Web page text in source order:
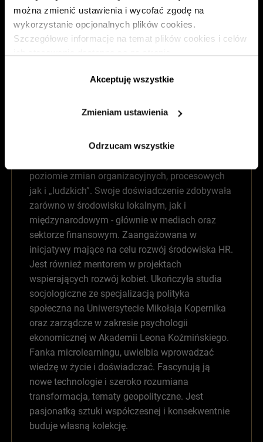
można zmienić ustawienia i wycofać zgodę na
wykorzystanie opcjonalnych plików cookies.
Szczegółowe informacje na temat plików cookies i celów
Akceptuję wszystkie
Zmieniam ustawienia
Odrzucam wszystkie
Dyrektor Departamentu Zarządzania Rozwojem i Kultury
Organizacyjnej Bank Pekao S.A.
Odpowiedzialna za obszar rozwoju i kultury
organizacyjnej w Banku Pekao SA. Pracuje w
pulą projektów i narzędzi rozwojowych. Tworzy i
narzędzia rekrutacyjne. Dba o rozwijanie
wartościach. Wspiera i koordynuje procesy
poziomie zmian organizacyjnych, procesowych
jak i „ludzkich”. Swoje doświadczenie zdobywała
zarówno w środowisku lokalnym, jak i
międzynarodowym - głównie w mediach oraz
sektorze finansowym. Zaangażowana w
inicjatywy mające na celu rozwój środowiska HR.
Jest również mentorem w projektach
wspierających rozwój kobiet. Ukończyła studia
socjologiczne ze specjalizacją polityka
społeczna na Uniwersytecie Mikołaja Kopernika
oraz zarządcze w zakresie psychologii
ekonomicznej w Akademii Leona Koźmińskiego.
Fanka microlearningu, uwielbia wprowadzać
wiedzę w życie i doświadczać. Fascynują ją
nowe technologie i szeroko rozumiana
transformacja, tematy geopolityczne. Jest
pasjonatką sztuki współczesnej i konsekwentnie
buduje własną kolekcję.